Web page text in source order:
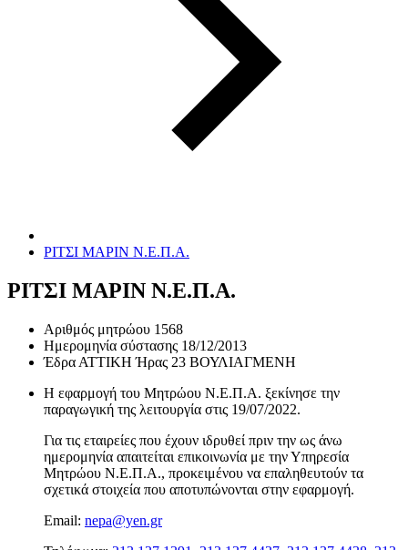
ΡΙΤΣΙ ΜΑΡΙΝ Ν.Ε.Π.Α.
ΡΙΤΣΙ ΜΑΡΙΝ Ν.Ε.Π.Α.
Αριθμός μητρώου 1568
Ημερομηνία σύστασης 18/12/2013
Έδρα ΑΤΤΙΚΗ Ήρας 23 ΒΟΥΛΙΑΓΜΕΝΗ
Η εφαρμογή του Μητρώου Ν.Ε.Π.Α. ξεκίνησε την
παραγωγική της λειτουργία στις 19/07/2022.
Για τις εταιρείες που έχουν ιδρυθεί πριν την ως άνω
ημερομηνία απαιτείται επικοινωνία με την Υπηρεσία
Μητρώου Ν.Ε.Π.Α., προκειμένου να επαληθευτούν τα
σχετικά στοιχεία που αποτυπώνονται στην εφαρμογή.
Email: nepa@yen.gr